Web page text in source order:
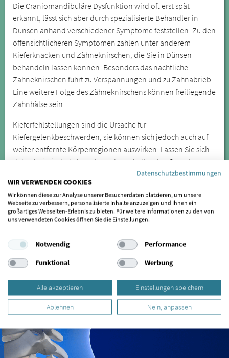
Die Craniomandibuläre Dysfunktion wird oft erst spät
erkannt, lässt sich aber durch spezialisierte Behandler in
Dünsen anhand verschiedener Symptome feststellen. Zu den
offensichtlicheren Symptomen zählen unter anderem
Kieferknacken und Zähneknirschen, die Sie in Dünsen
behandeln lassen können. Besonders das nächtliche
Zähneknirschen führt zu Verspannungen und zu Zahnabrieb.
Eine weitere Folge des Zähneknirschens können freiliegende
Zahnhälse sein.
Kieferfehlstellungen sind die Ursache für
Kiefergelenkbeschwerden, sie können sich jedoch auch auf
weiter entfernte Körperregionen auswirken. Lassen Sie sich
daher bei wiederkehrenden oder anhaltenden Symptomen
von einem Spezialisten für CMD untersuchen.Datenschutzbestimmungen
WIR VERWENDEN COOKIES
Wir können diese zur Analyse unserer Besucherdaten platzieren, um unsere
Webseite zu verbessern, personalisierte Inhalte anzuzeigen und Ihnen ein
großartiges Webseiten-Erlebnis zu bieten. Für weitere Informationen zu den von
uns verwendeten Cookies öffnen Sie die Einstellungen.
Notwendig
Performance
Funktional
Werbung
Alle akzeptieren Einstellungen speichern
Ablehnen Nein, anpassen